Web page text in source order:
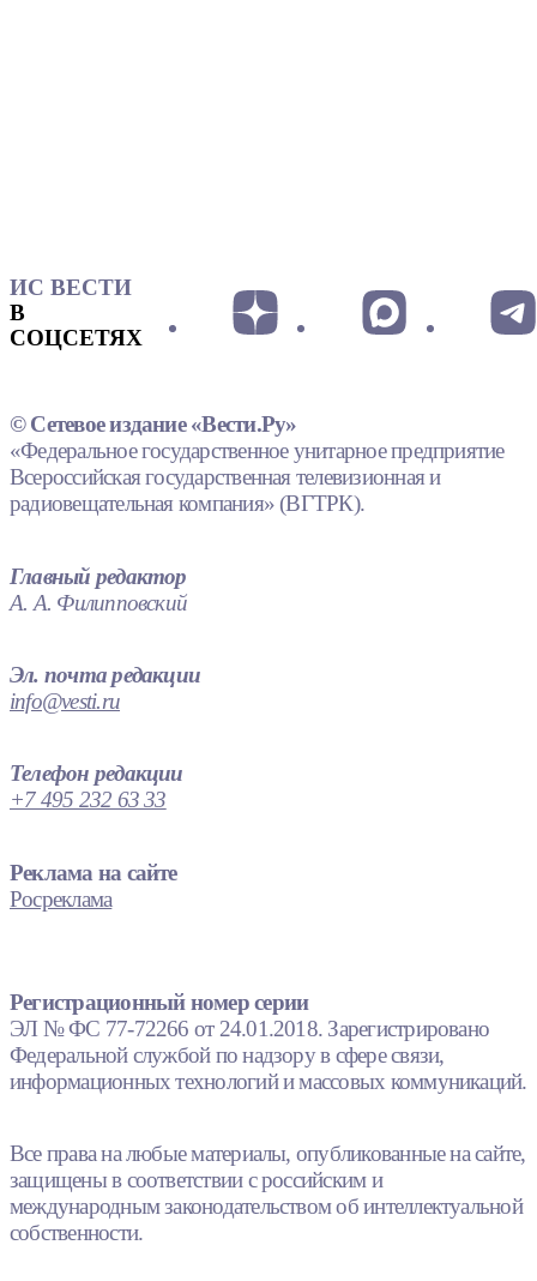
ИС ВЕСТИ
В
СОЦСЕТЯХ
© Сетевое издание «Вести.Ру»
«Федеральное государственное унитарное предприятие
Всероссийская государственная телевизионная и
радиовещательная компания» (ВГТРК).
Главный редактор
А. А. Филипповский
Эл. почта редакции
info@vesti.ru
Телефон редакции
+7 495 232 63 33
Реклама на сайте
Росреклама
Регистрационный номер серии
ЭЛ № ФС 77-72266 от 24.01.2018. Зарегистрировано
Федеральной службой по надзору в сфере связи,
информационных технологий и массовых коммуникаций.
Все права на любые материалы, опубликованные на сайте,
защищены в соответствии с российским и
международным законодательством об интеллектуальной
собственности.